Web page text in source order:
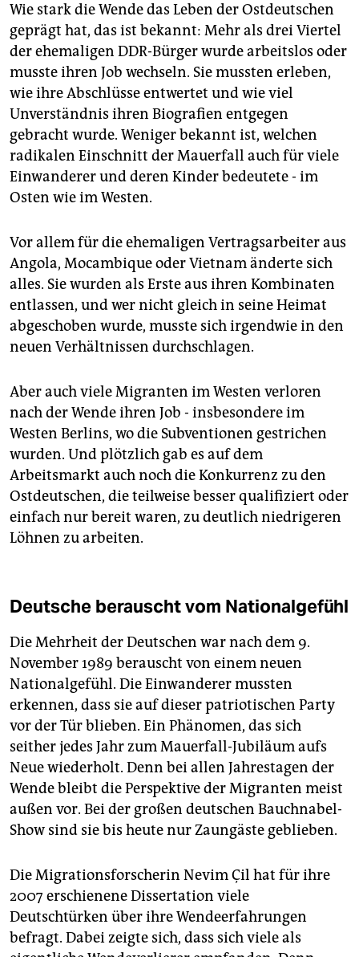
Wie stark die Wende das Leben der Ostdeutschen
geprägt hat, das ist bekannt: Mehr als drei Viertel
der ehemaligen DDR-Bürger wurde arbeitslos oder
musste ihren Job wechseln. Sie mussten erleben,
wie ihre Abschlüsse entwertet und wie viel
Unverständnis ihren Biografien entgegen
gebracht wurde. Weniger bekannt ist, welchen
radikalen Einschnitt der Mauerfall auch für viele
Einwanderer und deren Kinder bedeutete - im
Osten wie im Westen.
Vor allem für die ehemaligen Vertragsarbeiter aus
Angola, Mocambique oder Vietnam änderte sich
alles. Sie wurden als Erste aus ihren Kombinaten
entlassen, und wer nicht gleich in seine Heimat
abgeschoben wurde, musste sich irgendwie in den
neuen Verhältnissen durchschlagen.
Aber auch viele Migranten im Westen verloren
nach der Wende ihren Job - insbesondere im
Westen Berlins, wo die Subventionen gestrichen
wurden. Und plötzlich gab es auf dem
Arbeitsmarkt auch noch die Konkurrenz zu den
Ostdeutschen, die teilweise besser qualifiziert oder
einfach nur bereit waren, zu deutlich niedrigeren
Löhnen zu arbeiten.
Deutsche berauscht vom Nationalgefühl
Die Mehrheit der Deutschen war nach dem 9.
November 1989 berauscht von einem neuen
Nationalgefühl. Die Einwanderer mussten
erkennen, dass sie auf dieser patriotischen Party
vor der Tür blieben. Ein Phänomen, das sich
seither jedes Jahr zum Mauerfall-Jubiläum aufs
Neue wiederholt. Denn bei allen Jahrestagen der
Wende bleibt die Perspektive der Migranten meist
außen vor. Bei der großen deutschen Bauchnabel-
Show sind sie bis heute nur Zaungäste geblieben.
Die Migrationsforscherin Nevim Çil hat für ihre
2007 erschienene Dissertation viele
Deutschtürken über ihre Wendeerfahrungen
befragt. Dabei zeigte sich, dass sich viele als